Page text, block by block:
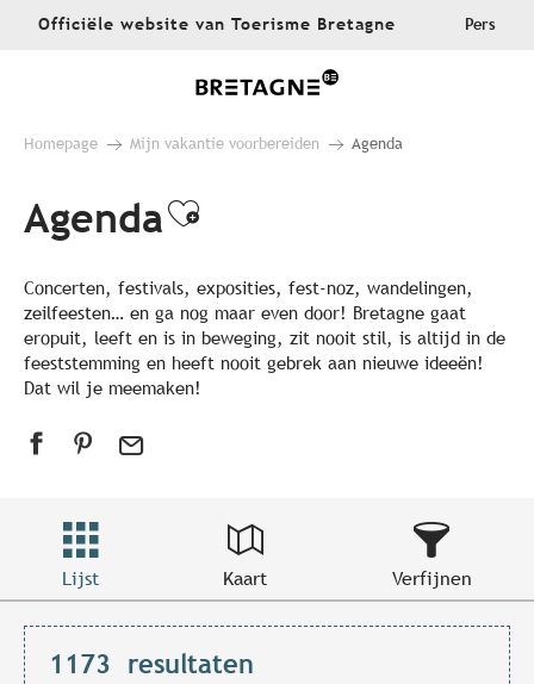
AllerOfficiële website van Toerisme Bretagne Pers
Homepage Mijn vakantie voorbereiden Agenda
AgendaAjouter aux favoris
Concerten, festivals, exposities, fest-noz, wandelingen,
zeilfeesten… en ga nog maar even door! Bretagne gaat
eropuit, leeft en is in beweging, zit nooit stil, is altijd in de
feeststemming en heeft nooit gebrek aan nieuwe ideeën!
Dat wil je meemaken!
Lijst Kaart Verfijnen
1173 resultaten